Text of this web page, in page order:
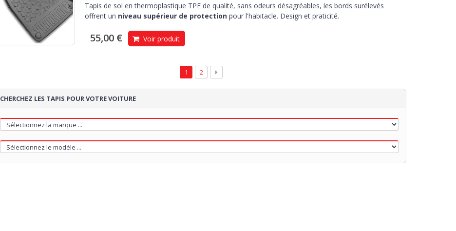
Tapis de sol en thermoplastique TPE de qualité, sans odeurs désagréables, les bords surélevés
offrent un niveau supérieur de protectionpour l'habitacle. Design et praticité.
55,00 € Voir produit
1 2
CHERCHEZ LES TAPIS POUR VOTRE VOITURE